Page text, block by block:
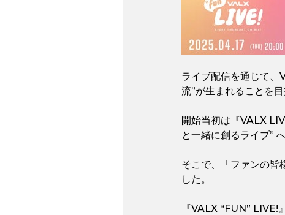
ライブ配信を通じて、
流”が生まれることを目
開始当初は『VALX
と一緒に創るライブ”
そこで、「ファンの皆
した。
『VALX “FUN” LIVE!